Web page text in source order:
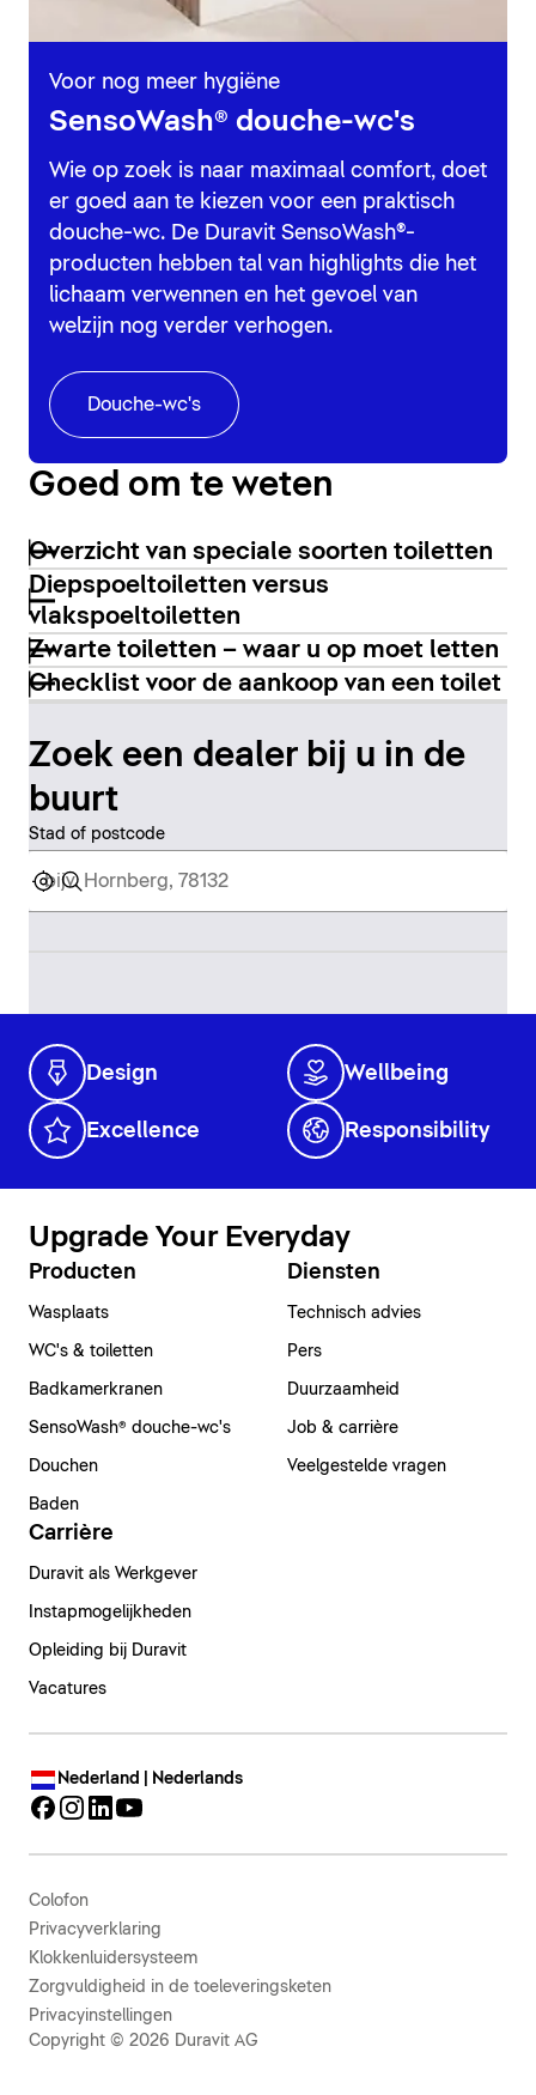
Voor nog meer hygiëne
SensoWash® douche-wc's
Wie op zoek is naar maximaal comfort, doet
er goed aan te kiezen voor een praktisch
douche-wc. De Duravit SensoWash®-
producten hebben tal van highlights die het
lichaam verwennen en het gevoel van
welzijn nog verder verhogen.
Douche-wc's
Goed om te weten
Overzicht van speciale soorten toiletten
Diepspoeltoiletten versus
vlakspoeltoiletten
Zwarte toiletten – waar u op moet letten
Checklist voor de aankoop van een toilet
Zoek een dealer bij u in de
buurt
Stad of postcode
Design Wellbeing
Excellence Responsibility
Upgrade Your Everyday
Producten
Wasplaats
WC's & toiletten
Badkamerkranen
SensoWash® douche-wc's
Douchen
Baden
Diensten
Technisch advies
Pers
Duurzaamheid
Job & carrière
Veelgestelde vragen
Carrière
Duravit als Werkgever
Instapmogelijkheden
Opleiding bij Duravit
Vacatures
Nederland | Nederlands
Colofon
Privacyverklaring
Klokkenluidersysteem
Zorgvuldigheid in de toeleveringsketen
Privacyinstellingen
Copyright © 2026 Duravit AG